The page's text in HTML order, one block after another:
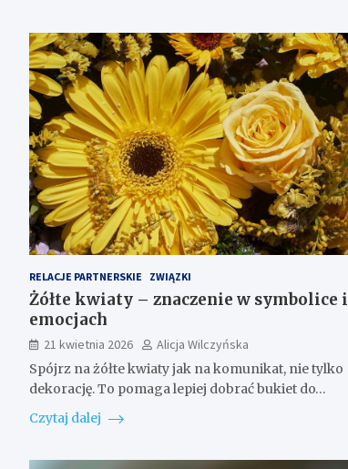
RELACJE PARTNERSKIE ZWIĄZKI
Żółte kwiaty – znaczenie w symbolice i
emocjach
21 kwietnia 2026
Alicja Wilczyńska
Spójrz na żółte kwiaty jak na komunikat, nie tylko
dekorację. To pomaga lepiej dobrać bukiet do…
Czytaj dalej